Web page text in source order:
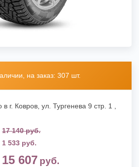
на заказ: 307 шт.
г. Ковров, ул. Тургенева 9 стр. 1
17 140 руб.
1 533 руб.
15 607 руб.